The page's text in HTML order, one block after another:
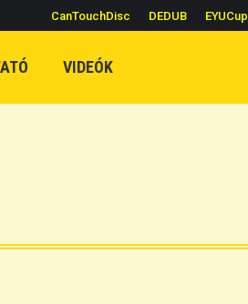
CanTouchDisc DEDUB EYUCup
VIDEÓK